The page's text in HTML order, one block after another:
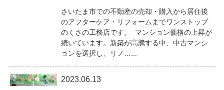
さいたま市での不動産の売却・購入から居住後
のアフターケア・リフォームまでワンストップ
のくさの工務店です。 マンション価格の上昇が
続いています。新築が高騰する中、中古マンシ
ョンを選択し、リノ…...
2023.06.13